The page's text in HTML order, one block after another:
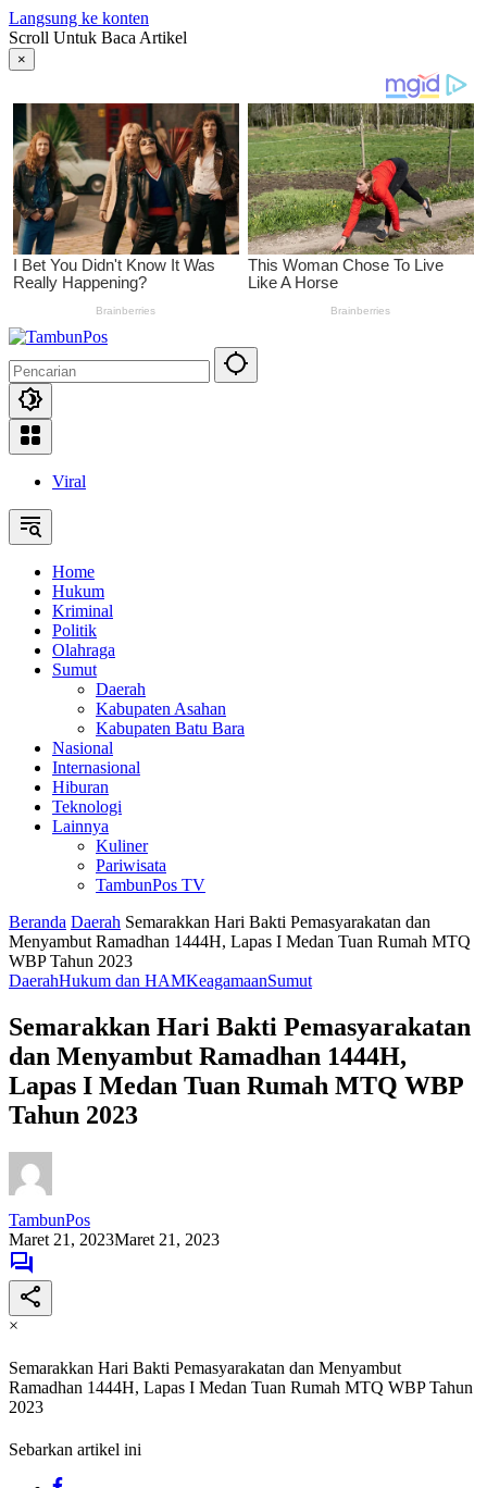
Langsung ke konten
Scroll Untuk Baca Artikel
×
Viral
Home
Hukum
Kriminal
Politik
Olahraga
Sumut
Daerah
Kabupaten Asahan
Kabupaten Batu Bara
Nasional
Internasional
Hiburan
Teknologi
Lainnya
Kuliner
Pariwisata
TambunPos TV
Beranda Daerah Semarakkan Hari Bakti Pemasyarakatan dan
Menyambut Ramadhan 1444H, Lapas I Medan Tuan Rumah MTQ
WBP Tahun 2023
DaerahHukum dan HAMKeagamaanSumut
Semarakkan Hari Bakti Pemasyarakatan
dan Menyambut Ramadhan 1444H,
Lapas I Medan Tuan Rumah MTQ WBP
Tahun 2023
TambunPos
Maret 21, 2023Maret 21, 2023
×
Semarakkan Hari Bakti Pemasyarakatan dan Menyambut
Ramadhan 1444H, Lapas I Medan Tuan Rumah MTQ WBP Tahun
2023
Sebarkan artikel ini